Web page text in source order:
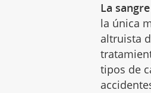
La
la única
altruista
tipos de